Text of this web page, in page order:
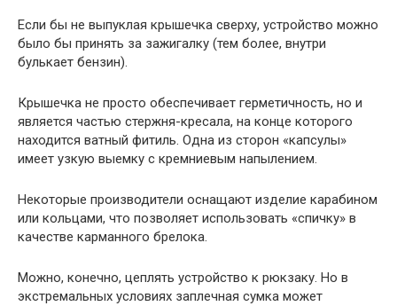
Если бы не выпуклая крышечка сверху, устройство можно
было бы принять за зажигалку (тем более, внутри
булькает бензин).
Крышечка не просто обеспечивает герметичность, но и
является частью стержня-кресала, на конце которого
находится ватный фитиль. Одна из сторон «капсулы»
имеет узкую выемку с кремниевым напылением.
Некоторые производители оснащают изделие карабином
или кольцами, что позволяет использовать «спичку» в
качестве карманного брелока.
Можно, конечно, цеплять устройство к рюкзаку. Но в
экстремальных условиях заплечная сумка может